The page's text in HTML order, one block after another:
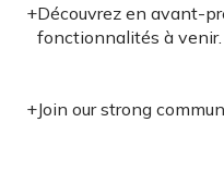
+Découvrez en avant-
fonctionnalités à venir.
+Join our strong